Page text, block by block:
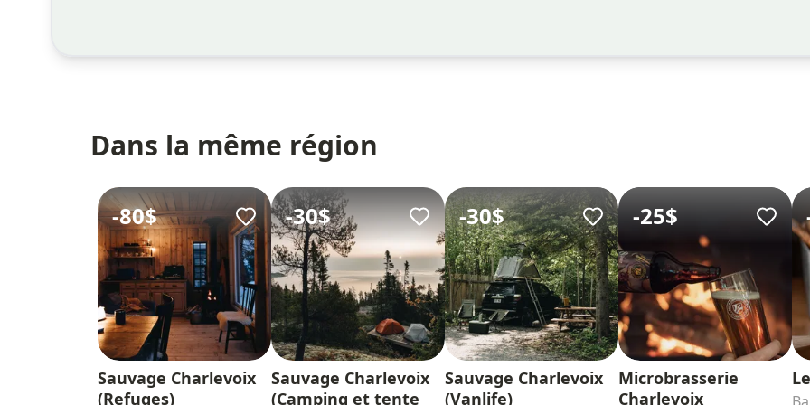
Dans la même région
-80$
Sauvage Charlevoix
(Refuges)
-30$
Sauvage Charlevoix
(Camping et tente
-30$
Sauvage Charlevoix
(Vanlife)
-25$
Microbrasserie
Charlevoix